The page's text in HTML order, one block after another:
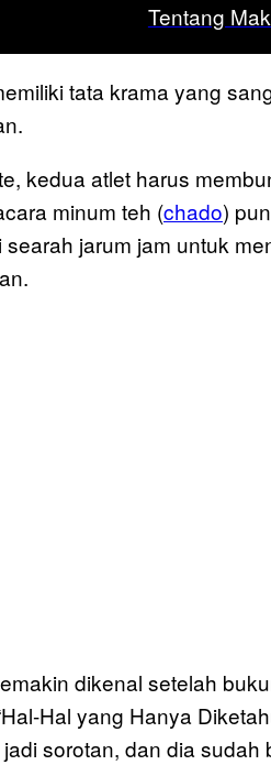
Tentang
tata krama yang
kedua atlet harus
minum teh (chado)
jarum jam untuk
dikenal setelah
Hal yang Hanya
sorotan, dan dia